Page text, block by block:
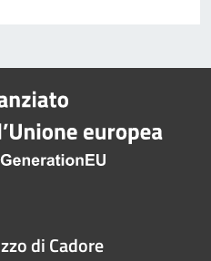
di Cadore